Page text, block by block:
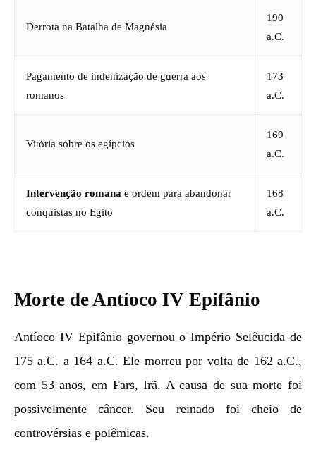
Derrota na Batalha de Magnésia
190
a.C.
Pagamento de indenização de guerra aos
romanos
173
a.C.
Vitória sobre os egípcios
169
a.C.
Intervenção romana e ordem para abandonar
conquistas no Egito
168
a.C.
Morte de Antíoco IV Epifânio
Antíoco IV Epifânio governou o Império Selêucida de
175 a.C. a 164 a.C. Ele morreu por volta de 162 a.C.,
com 53 anos, em Fars, Irã. A causa de sua morte foi
possivelmente câncer. Seu reinado foi cheio de
controvérsias e polêmicas.